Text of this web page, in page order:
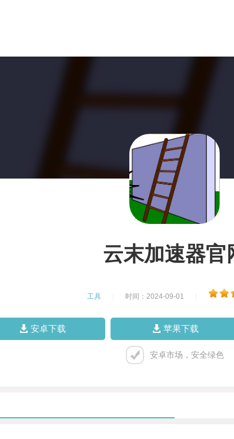
云末加速器官
工具 时间：2024-09-01
安卓下载 苹果下载
安卓市场，安全绿色